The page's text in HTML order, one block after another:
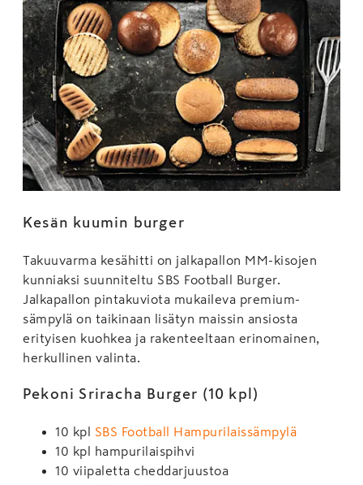
Kesän kuumin burger
Takuuvarma kesähitti on jalkapallon MM-kisojen
kunniaksi suunniteltu SBS Football Burger.
Jalkapallon pintakuviota mukaileva premium-
sämpylä on taikinaan lisätyn maissin ansiosta
erityisen kuohkea ja rakenteeltaan erinomainen,
herkullinen valinta.
Pekoni Sriracha Burger (10 kpl)
10 kpl SBS Football Hampurilaissämpylä
10 kpl hampurilaispihvi
10 viipaletta cheddarjuustoa